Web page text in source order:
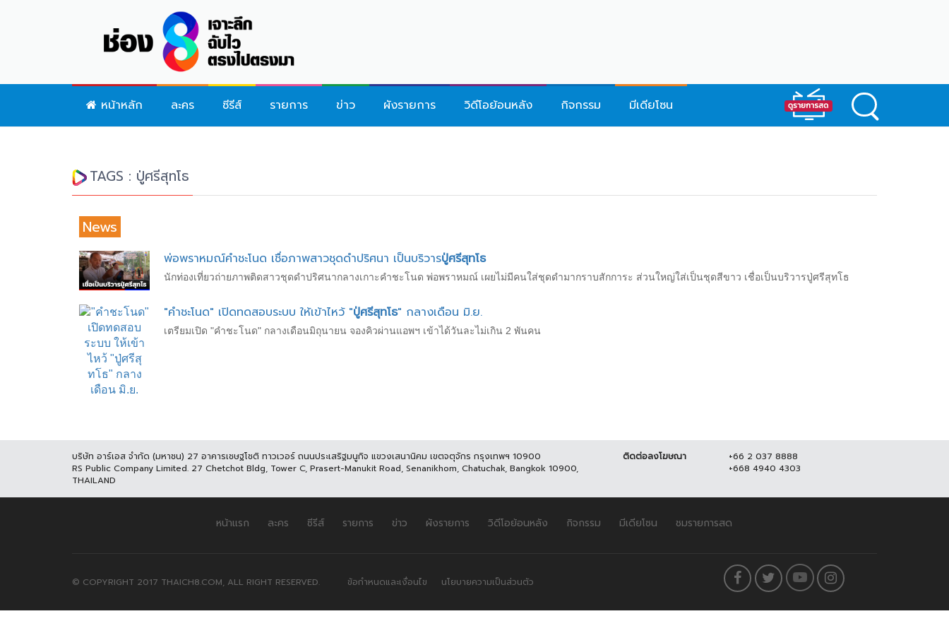
หน้าหลัก ละคร ซีรีส์ รายการ ข่าว ผังรายการ วิดีโอย้อนหลัง กิจกรรม มีเดียโซน
TAGS : ปู่ศรีสุทโธ
News
พ่อพราหมณ์คำชะโนด เชื่อภาพสาวชุดดำปริศนา เป็นบริวารปู่ศรีสุทโธ
นักท่องเที่ยวถ่ายภาพติดสาวชุดดำปริศนากลางเกาะคำชะโนด พ่อพราหมณ์ เผยไม่มีคนใส่ชุดดำมากราบสักการะ ส่วนใหญ่ใส่เป็นชุดสีขาว เชื่อเป็นบริวารปู่ศรีสุทโธ
"คำชะโนด" เปิดทดสอบระบบ ให้เข้าไหว้ "ปู่ศรีสุทโธ" กลางเดือน มิ.ย.
เตรียมเปิด "คำชะโนด" กลางเดือนมิถุนายน จองคิวผ่านแอพฯ เข้าได้วันละไม่เกิน 2 พันคน
บริษัท อาร์เอส จำกัด (มหาชน) 27 อาคารเชษฐโชติ ทาวเวอร์ ถนนประเสริฐมนูกิจ แขวงเสนานิคม เขตจตุจักร กรุงเทพฯ 10900
RS Public Company Limited. 27 Chetchot Bldg, Tower C, Prasert-Manukit Road, Senanikhom, Chatuchak, Bangkok 10900,
THAILAND
ติดต่อลงโฆษณา
+66 2 037 8888
+668 4940 4303
หน้าแรก ละคร ซีรีส์ รายการ ข่าว ผังรายการ วิดีโอย้อนหลัง กิจกรรม มีเดียโซน ชมรายการสด
© COPYRIGHT 2017 THAICH8.COM, ALL RIGHT RESERVED. ข้อกำหนดและเงื่อนไข นโยบายความเป็นส่วนตัว